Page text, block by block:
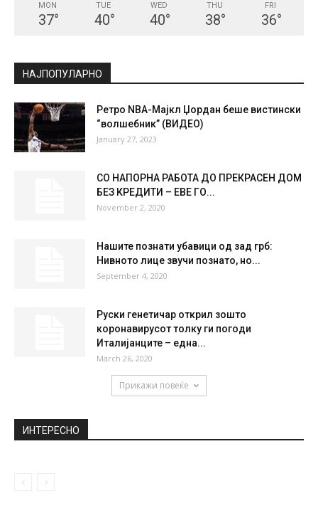
MON
37°
TUE
40°
WED
40°
THU
38°
FRI
36°
НАЈПОПУЛАРНО
Ретро NBA-Мајкл Џордан беше вистински
“волшебник” (ВИДЕО)
January 27, 2023
СО НАПОРНА РАБОТА ДО ПРЕКРАСЕН ДОМ
БЕЗ КРЕДИТИ – ЕВЕ ГО...
November 2, 2020
Нашите познати убавици од зад грб:
Нивното лице звучи познато, но...
September 4, 2020
Руски генетичар открил зошто
коронавирусот толку ги погоди
Италијанците – една...
March 26, 2020
Прикажи повеќе
ИНТЕРЕСНО